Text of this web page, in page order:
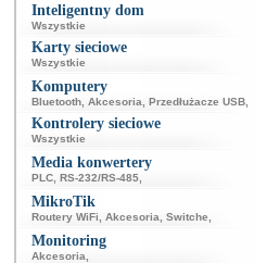
Inteligentny dom
Wszystkie
Karty sieciowe
Wszystkie
Komputery
Bluetooth Akcesoria Przedłużacze USB
Kontrolery sieciowe
Wszystkie
Media konwertery
PLC RS-232/RS-485
MikroTik
Routery WiFi Akcesoria Switche
Monitoring
Akcesoria